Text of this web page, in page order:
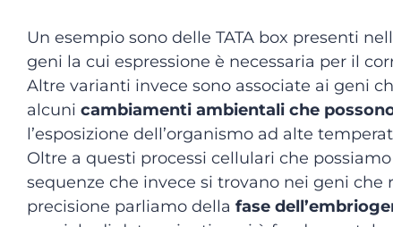
Un esempio sono delle TATA box presenti
geni la cui espressione è necessaria per il
Altre varianti invece sono associate ai geni
alcuni cambiamenti ambientali che
l’esposizione dell’organismo ad alte
Oltre a questi processi cellulari che
sequenze che invece si trovano nei geni che
precisione parliamo della fase